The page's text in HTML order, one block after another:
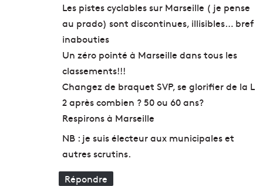
Les pistes cyclables sur Marseille ( je pense
au prado) sont discontinues, illisibles… bref
inabouties
Un zéro pointé à Marseille dans tous les
classements!!!
Changez de braquet SVP, se glorifier de la L
2 après combien ? 50 ou 60 ans?
Respirons à Marseille
NB : je suis électeur aux municipales et
autres scrutins.
Répondre